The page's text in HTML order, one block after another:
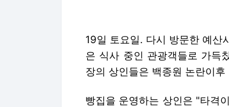
19일 토요일. 다시 방문한 예산
은 식사 중인 관광객들로 가득
장의 상인들은 백종원 논란이
빵집을 운영하는 상인은 "타격